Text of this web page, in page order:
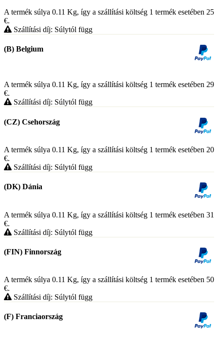
A termék súlya 0.11 Kg, így a szállítási költség 1 termék esetében 25
€.
Szállítási díj: Súlytól függ
(B) Belgium
A termék súlya 0.11 Kg, így a szállítási költség 1 termék esetében 29
€.
Szállítási díj: Súlytól függ
(CZ) Csehország
A termék súlya 0.11 Kg, így a szállítási költség 1 termék esetében 20
€.
Szállítási díj: Súlytól függ
(DK) Dánia
A termék súlya 0.11 Kg, így a szállítási költség 1 termék esetében 31
€.
Szállítási díj: Súlytól függ
(FIN) Finnország
A termék súlya 0.11 Kg, így a szállítási költség 1 termék esetében 50
€.
Szállítási díj: Súlytól függ
(F) Franciaország